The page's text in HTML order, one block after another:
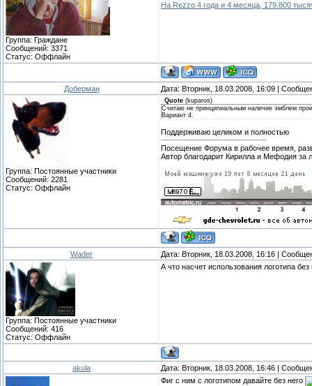
Группа: Граждане
Сообщений: 3371
Статус: Оффлайн
На Rezzo 4 года и 4 месяца, 179.800
Доберман Дата: Вторник, 18.03.2008, 16:09 |
Группа: Постоянные участники
Сообщений: 2281
Статус: Оффлайн
Quote (kuparos)
Считаю не принципиальным наличие эмблем
Вариант 4.
Поддерживаю целиком и полностью
Посещение Форума в рабочее время,
Автор благодарит Кирилла и Мефодия за
Wader Дата: Вторник, 18.03.2008, 16:16 |
Группа: Постоянные участники
Сообщений: 416
Статус: Оффлайн
А что насчет использования логотипа
akula Дата: Вторник, 18.03.2008, 16:46 |
Фиг с ним с логотипом давайте без него